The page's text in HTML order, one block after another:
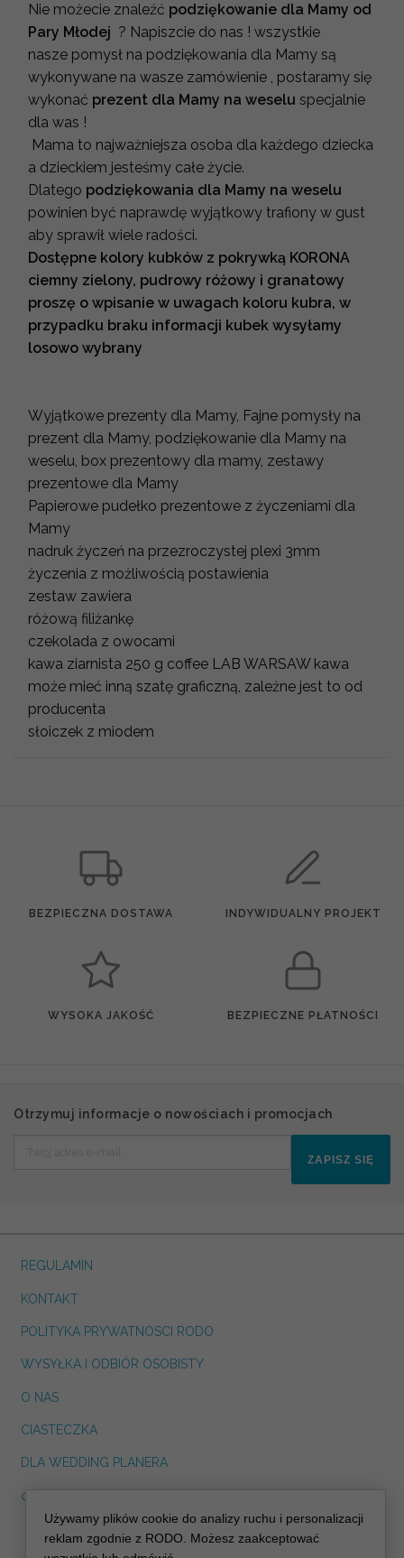
Nie możecie znaleźć podziękowanie dla Mamy od
Pary Młodej ? Napiszcie do nas ! wszystkie
nasze pomysł na podziękowania dla Mamy są
wykonywane na wasze zamówienie , postaramy się
wykonać prezent dla Mamy na weselu specjalnie
dla was !
Mama to najważniejsza osoba dla każdego dziecka
a dzieckiem jesteśmy całe życie.
Dlatego podziękowania dla Mamy na weselu
powinien być naprawdę wyjątkowy trafiony w gust
aby sprawił wiele radości.
Dostępne kolory kubków z pokrywką KORONA
ciemny zielony, pudrowy różowy i granatowy
proszę o wpisanie w uwagach koloru kubra, w
przypadku braku informacji kubek wysyłamy
losowo wybrany
Wyjątkowe prezenty dla Mamy, Fajne pomysły na
prezent dla Mamy, podziękowanie dla Mamy na
weselu, box prezentowy dla mamy, zestawy
prezentowe dla Mamy
Papierowe pudełko prezentowe z życzeniami dla
Mamy
nadruk życzeń na przezroczystej plexi 3mm
życzenia z możliwością postawienia
zestaw zawiera
różową filiżankę
czekolada z owocami
kawa ziarnista 250 g coffee LAB WARSAW kawa
może mieć inną szatę graficzną, zależne jest to od
producenta
słoiczek z miodem
BEZPIECZNA DOSTAWA INDYWIDUALNY PROJEKT
WYSOKA JAKOŚĆ BEZPIECZNE PŁATNOŚCI
Otrzymuj informacje o nowościach i promocjach
ZAPISZ SIĘ
REGULAMIN
KONTAKT
POLITYKA PRYWATNOSCI RODO
WYSYŁKA I ODBIÓR OSOBISTY
O NAS
CIASTECZKA
DLA WEDDING PLANERA
dreskot.com
info@decoris.pl
Używamy plików cookie do analizy ruchu i personalizacji
reklam zgodnie z RODO. Możesz zaakceptować